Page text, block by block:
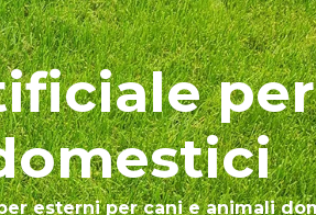
per
esterni per cani e animali